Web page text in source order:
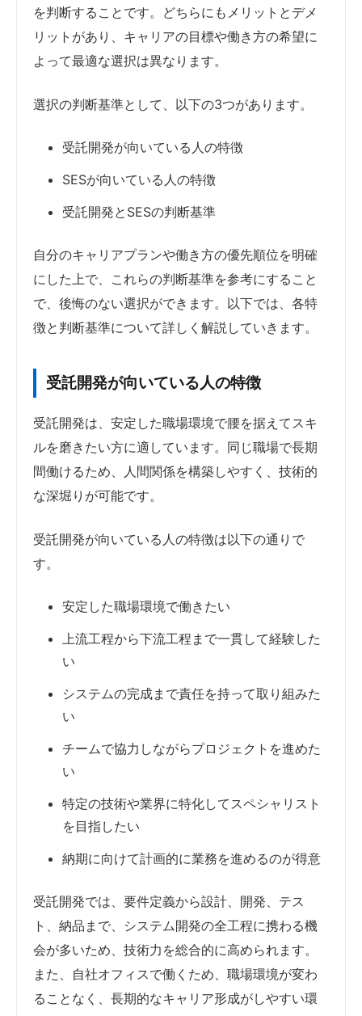
を判断することです。どちらにもメリットとデメ
リットがあり、キャリアの目標や働き方の希望に
よって最適な選択は異なります。
選択の判断基準として、以下の3つがあります。
受託開発が向いている人の特徴
SESが向いている人の特徴
受託開発とSESの判断基準
自分のキャリアプランや働き方の優先順位を明確
にした上で、これらの判断基準を参考にすること
で、後悔のない選択ができます。以下では、各特
徴と判断基準について詳しく解説していきます。
受託開発が向いている人の特徴
受託開発は、安定した職場環境で腰を据えてスキ
ルを磨きたい方に適しています。同じ職場で長期
間働けるため、人間関係を構築しやすく、技術的
な深堀りが可能です。
受託開発が向いている人の特徴は以下の通りで
す。
安定した職場環境で働きたい
上流工程から下流工程まで一貫して経験した
い
システムの完成まで責任を持って取り組みた
い
チームで協力しながらプロジェクトを進めた
い
特定の技術や業界に特化してスペシャリスト
を目指したい
納期に向けて計画的に業務を進めるのが得意
受託開発では、要件定義から設計、開発、テス
ト、納品まで、システム開発の全工程に携わる機
会が多いため、技術力を総合的に高められます。
また、自社オフィスで働くため、職場環境が変わ
ることなく、長期的なキャリア形成がしやすい環